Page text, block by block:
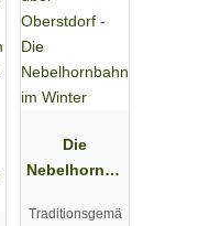
Die
Nebelhornba
Traditionsgemä